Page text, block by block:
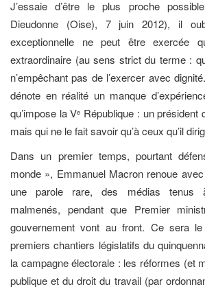
J’essaie d’être le plus proche
Dieudonne (Oise), 7 juin 2012), il
exceptionnelle ne peut être exercée
extraordinaire (au sens strict du terme :
n’empêchant pas de l’exercer avec
dénote en réalité un manque
qu’impose la Ve République : un président
mais qui ne le fait savoir qu’à ceux qu’il
Dans un premier temps, pourtant
monde », Emmanuel Macron renoue
une parole rare, des médias tenus
malmenés, pendant que Premier
gouvernement vont au front. Ce sera
premiers chantiers législatifs du
la campagne électorale : les réformes (et
publique et du droit du travail (par